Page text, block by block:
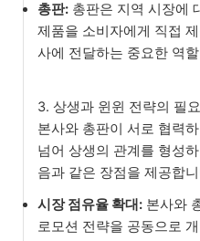
총판: 총판은 지역 시장에
제품을 소비자에게 직접
사에 전달하는 중요한 역
3. 상생과 윈윈 전략의 필
본사와 총판이 서로 협력
넘어 상생의 관계를 형성
음과 같은 장점을 제공합
시장 점유율 확대: 본사와
로모션 전략을 공동으로